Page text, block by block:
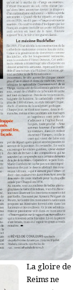
La gloire de
Reims ne